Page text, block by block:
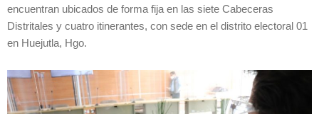
encuentran ubicados de forma fija en las siete Cabeceras
Distritales y cuatro itinerantes, con sede en el distrito electoral 01
en Huejutla, Hgo.